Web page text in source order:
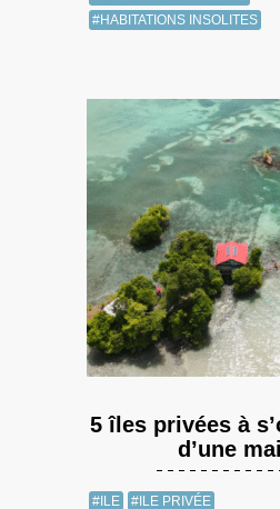
#HABITATIONS INSOLITES
5 îles privées à
d’une
#ILE #ILE PRIVÉE